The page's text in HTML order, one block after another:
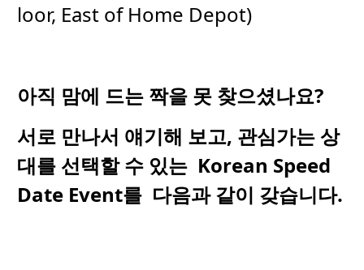
loor, East of Home Depot)
아직 맘에 드는 짝을 못 찾으셨나요?
서로 만나서 얘기해 보고, 관심가는상
대를 선택할 수 있는 Korean Speed
Date Event를 다음과 같이 갖습니다.